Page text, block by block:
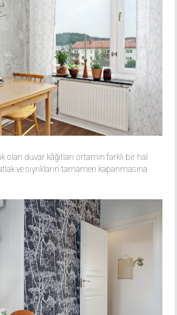
olan duvar kâğıtları ortamın farklı bir hal
ve sıyrıkların tamamen kapanmasına